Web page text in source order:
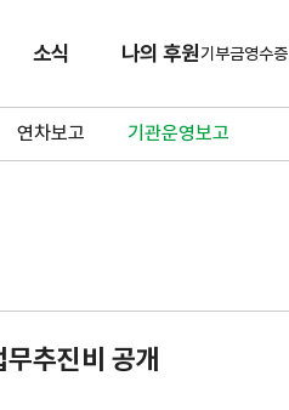
소식 나의 후원기부금영수증
연차보고 기관운영보고
추진비 공개